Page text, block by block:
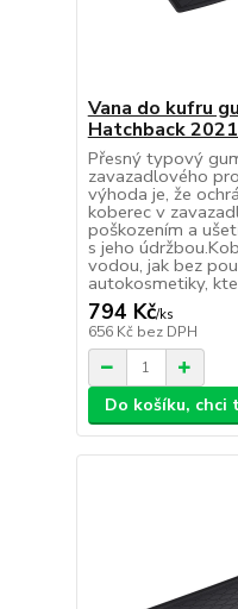
Vana do kufru
Hatchback
Přesný typový
zavazadlového
výhoda je, že
koberec v
poškozením a
s jeho
vodou, jak bez
autokosmetiky,
794 Kč/ks
656 Kč bez DPH
Do košíku, chci